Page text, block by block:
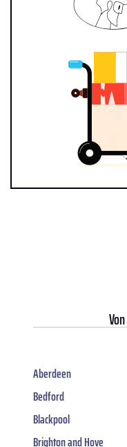
Von
Aberdeen
Bedford
Blackpool
Brighton and Hove